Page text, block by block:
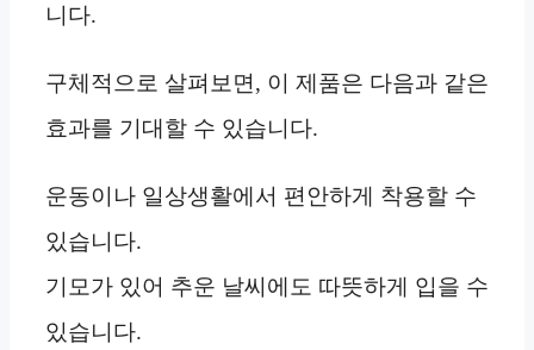
니다.
구체적으로 살펴보면, 이 제품은 다음과 같은
효과를 기대할 수 있습니다.
운동이나 일상생활에서 편안하게 착용할 수
있습니다.
기모가 있어 추운 날씨에도 따뜻하게 입을 수
있습니다.